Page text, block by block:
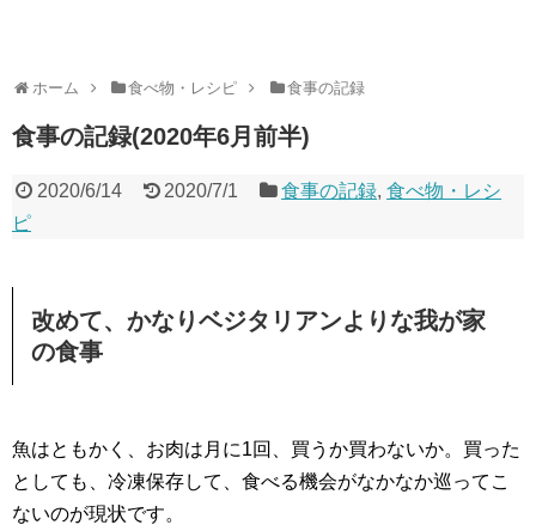
ホーム 食べ物・レシピ 食事の記録
食事の記録(2020年6月前半)
2020/6/14 2020/7/1 食事の記録,食べ物・レシ
ピ
改めて、かなりベジタリアンよりな我が家
の食事
魚はともかく、お肉は月に1回、買うか買わないか。買った
としても、冷凍保存して、食べる機会がなかなか巡ってこ
ないのが現状です。